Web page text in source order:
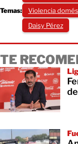
Temas:
Violencia
Daisy Pérez
TE